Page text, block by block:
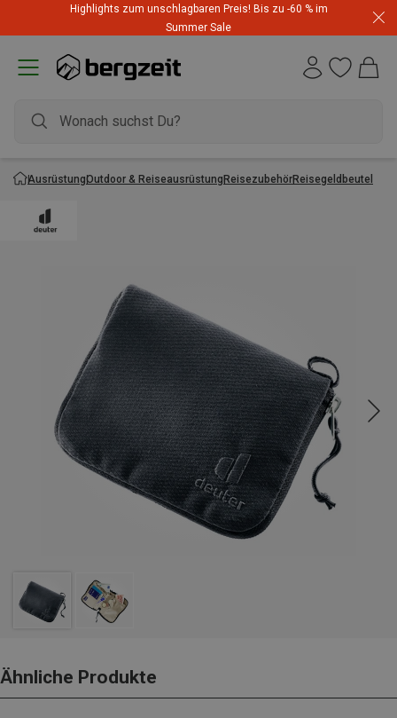
Highlights zum unschlagbaren Preis! Bis zu -60 % im
Summer Sale
AusrüstungOutdoor & ReiseausrüstungReisezubehörReisegeldbeutel
Ähnliche Produkte